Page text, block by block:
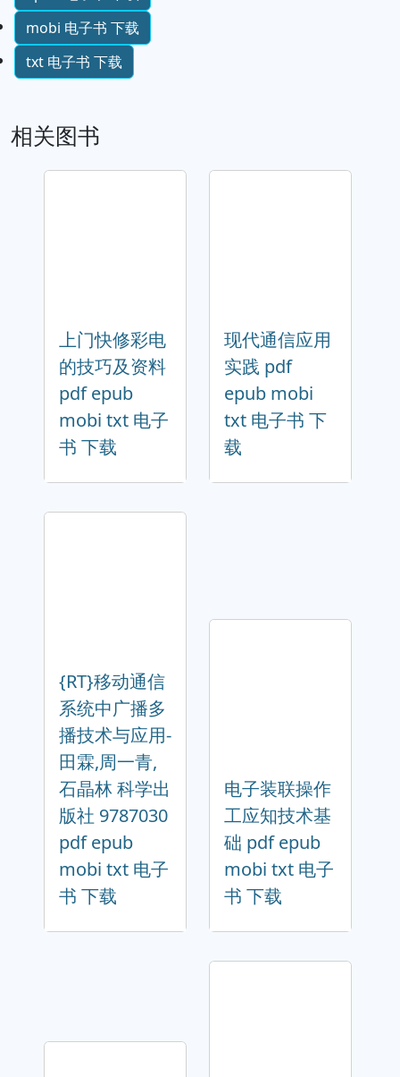
mobi 电子书 下载
txt 电子书 下载
相关图书
上门快修彩电
的技巧及资料
pdf epub
mobi txt 电子
书 下载
现代通信应用
实践 pdf
epub mobi
txt 电子书 下
载
{RT}移动通信
系统中广播多
播技术与应用-
田霖,周一青,
石晶林 科学出
版社 9787030
pdf epub
mobi txt 电子
书 下载
电子装联操作
工应知技术基
础 pdf epub
mobi txt 电子
书 下载